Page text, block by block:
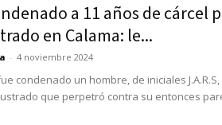
a 11 años de cárcel
en Calama: le...
- 4 noviembre 2024
condenado un hombre, de iniciales
que perpetró contra su entonces